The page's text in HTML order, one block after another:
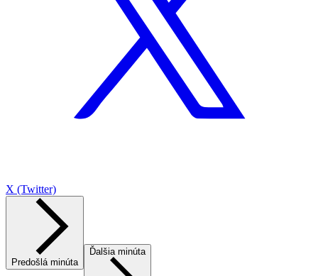
X (Twitter)
Predošlá minúta
Ďalšia minúta